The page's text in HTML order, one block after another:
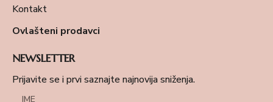
Kontakt
Ovlašteni prodavci
NEWSLETTER
Prijavite se i prvi saznajte najnovija sniženja.